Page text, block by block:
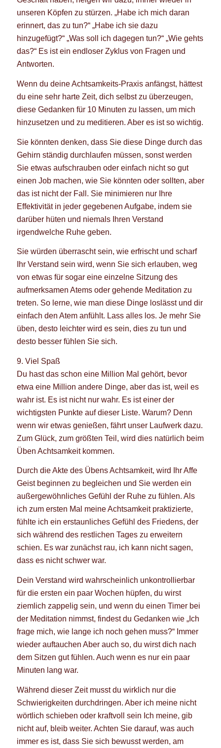
unseren Köpfen zu stürzen. „Habe ich mich daran
erinnert, das zu tun?“ „Habe ich sie dazu
hinzugefügt?“ „Was soll ich dagegen tun?“ „Wie gehts
das?“ Es ist ein endloser Zyklus von Fragen und
Antworten.
Wenn du deine Achtsamkeits-Praxis anfängst, hättest
du eine sehr harte Zeit, dich selbst zu überzeugen,
diese Gedanken für 10 Minuten zu lassen, um mich
hinzusetzen und zu meditieren. Aber es ist so wichtig.
Sie könnten denken, dass Sie diese Dinge durch das
Gehirn ständig durchlaufen müssen, sonst werden
Sie etwas aufschrauben oder einfach nicht so gut
einen Job machen, wie Sie könnten oder sollten, aber
das ist nicht der Fall. Sie minimieren nur Ihre
Effektivität in jeder gegebenen Aufgabe, indem sie
darüber hüten und niemals Ihren Verstand
irgendwelche Ruhe geben.
Sie würden überrascht sein, wie erfrischt und scharf
Ihr Verstand sein wird, wenn Sie sich erlauben, weg
von etwas für sogar eine einzelne Sitzung des
aufmerksamen Atems oder gehende Meditation zu
treten. So lerne, wie man diese Dinge loslässt und dir
einfach den Atem anfühlt. Lass alles los. Je mehr Sie
üben, desto leichter wird es sein, dies zu tun und
desto besser fühlen Sie sich.
9. Viel Spaß
Du hast das schon eine Million Mal gehört, bevor
etwa eine Million andere Dinge, aber das ist, weil es
wahr ist. Es ist nicht nur wahr. Es ist einer der
wichtigsten Punkte auf dieser Liste. Warum? Denn
wenn wir etwas genießen, fährt unser Laufwerk dazu.
Zum Glück, zum größten Teil, wird dies natürlich beim
Üben Achtsamkeit kommen.
Durch die Akte des Übens Achtsamkeit, wird Ihr Affe
Geist beginnen zu begleichen und Sie werden ein
außergewöhnliches Gefühl der Ruhe zu fühlen. Als
ich zum ersten Mal meine Achtsamkeit praktizierte,
fühlte ich ein erstaunliches Gefühl des Friedens, der
sich während des restlichen Tages zu erweitern
schien. Es war zunächst rau, ich kann nicht sagen,
dass es nicht schwer war.
Dein Verstand wird wahrscheinlich unkontrollierbar
für die ersten ein paar Wochen hüpfen, du wirst
ziemlich zappelig sein, und wenn du einen Timer bei
der Meditation nimmst, findest du Gedanken wie „Ich
frage mich, wie lange ich noch gehen muss?“ Immer
wieder auftauchen Aber auch so, du wirst dich nach
dem Sitzen gut fühlen. Auch wenn es nur ein paar
Minuten lang war.
Während dieser Zeit musst du wirklich nur die
Schwierigkeiten durchdringen. Aber ich meine nicht
wörtlich schieben oder kraftvoll sein Ich meine, gib
nicht auf, bleib weiter. Achten Sie darauf, was auch
immer es ist, dass Sie sich bewusst werden, am